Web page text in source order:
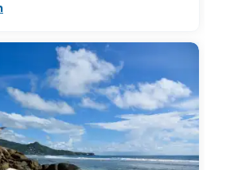
Wochenende häufig für ein